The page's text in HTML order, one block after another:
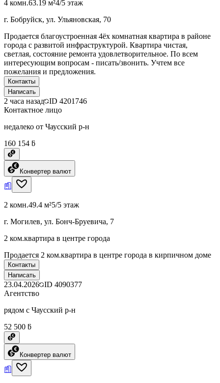
4 комн.63.19 м²4/5 этаж
г. Бобруйск, ул. Ульяновская, 70
Продается благоустроенная 4ёх комнатная квартира в районе
города с развитой инфраструктурой. Квартира чистая,
светлая, состояние ремонта удовлетворительное. По всем
интересующим вопросам - писать/звонить. Учтем все
пожелания и предложения.
Контакты
Написать
2 часа назад ID 4201746
Контактное лицо
недалеко от Чаусский р-н
160 154 ƃ
Конвертер валют
2 комн.49.4 м²5/5 этаж
г. Могилев, ул. Бонч-Бруевича, 7
2 ком.квартира в центре города
Продается 2 ком.квартира в центре города в кирпичном доме
Контакты
Написать
23.04.2026 ID 4090377
Агентство
рядом с Чаусский р-н
52 500 ƃ
Конвертер валют